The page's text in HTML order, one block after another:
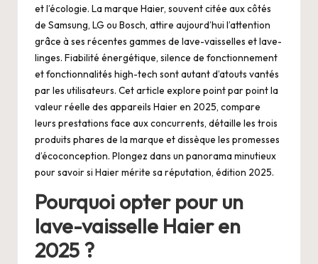
et l’écologie. La marque Haier, souvent citée aux côtés
de Samsung, LG ou Bosch, attire aujourd’hui l’attention
grâce à ses récentes gammes de lave-vaisselles et lave-
linges. Fiabilité énergétique, silence de fonctionnement
et fonctionnalités high-tech sont autant d’atouts vantés
par les utilisateurs. Cet article explore point par point la
valeur réelle des appareils Haier en 2025, compare
leurs prestations face aux concurrents, détaille les trois
produits phares de la marque et dissèque les promesses
d’écoconception. Plongez dans un panorama minutieux
pour savoir si Haier mérite sa réputation, édition 2025.
Pourquoi opter pour un
lave-vaisselle Haier en
2025 ?